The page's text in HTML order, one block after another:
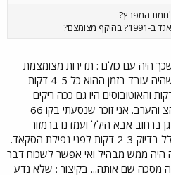
בלתי חיוניים. הרכבת הכינה מבעוד
תחנות הרכבת, שישמשו את הנוסעים
מקומות חלופיים, שיאפשרו להם
התעופה הישראליות נערכו לשמש
והעולם וזאת על סמך ההערכה כי כמעט כל
טיסותיהן לישראל, מיד עם תחילת
דובר משרד התחבורה
המפרץ?
מצומצם?
שכך היה עם כולם : תדירות מצומצמת
מאוד. רק לדוגמא : קו 66 שהיה עובד בזמן ההוא כל 4-5 דקות
נסע כל 20-30 דקות והאוטובוסים היו גם ככה ריקים
במיוחד החל משעות אח"הצ והערב. אני זוכר שנסעתי בקו 66
ברחוב אבא הילל ועמדנו ברמזור
שבפינת ביאליק - אבא הילל בדיוק 2-3 דקות לפני נפילת הסקאד.
היה ממש מבהיל ואי אפשר לשכוח דבר
מסכה שם אותה... בקיצור : שלא נדע